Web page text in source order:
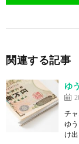
関連する記事
ゆ
チ
ゆ
け